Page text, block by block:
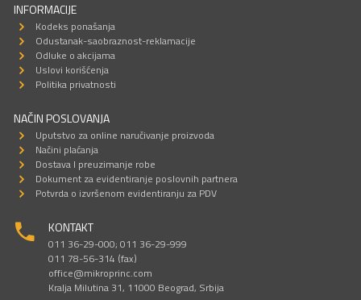
INFORMACIJE
Kodeks ponašanja
Odustanak-saobraznost-reklamacije
Odluke o akcijama
Uslovi korišćenja
Politika privatnosti
NAČIN POSLOVANJA
Uputstvo za online naručivanje proizvoda
Načini plaćanja
Dostava I preuzimanje robe
Dokument za evidentiranje poslovnih partnera
Potvrda o izvršenom evidentiranju za PDV
KONTAKT
011 36-29-000; 011 36-29-999
011 78-56-314 (fax)
office@mikroprinc.com
Kralja Milutina 31, 11000 Beograd, Srbija